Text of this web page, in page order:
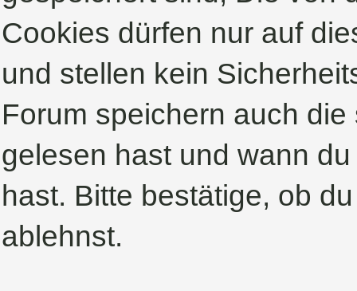
Cookies dürfen nur auf
und stellen kein
Forum speichern auch
gelesen hast und wann
hast. Bitte bestätige, ob
ablehnst.